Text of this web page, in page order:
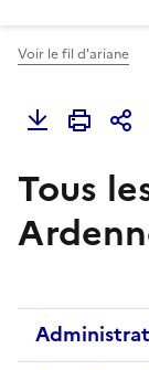
Voir le fil d'ariane
Tous